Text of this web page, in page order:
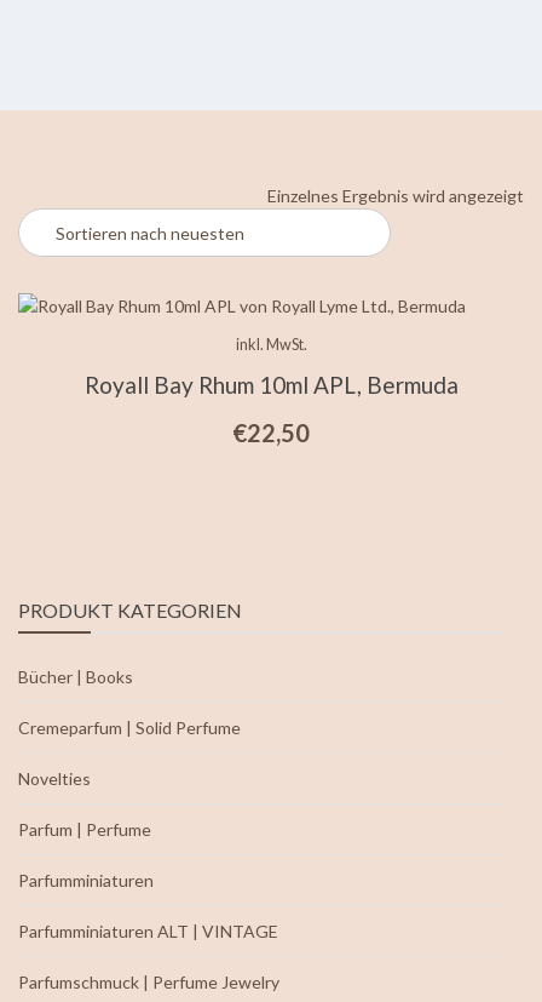
Einzelnes Ergebnis wird angezeigt
inkl. MwSt.
Royall Bay Rhum 10ml APL, Bermuda
€22,50
PRODUKT KATEGORIEN
Bücher | Books
Cremeparfum | Solid Perfume
Novelties
Parfum | Perfume
Parfumminiaturen
Parfumminiaturen ALT | VINTAGE
Parfumschmuck | Perfume Jewelry